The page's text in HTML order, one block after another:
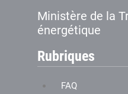
Ministère de la
énergétique
Rubriques
FAQ